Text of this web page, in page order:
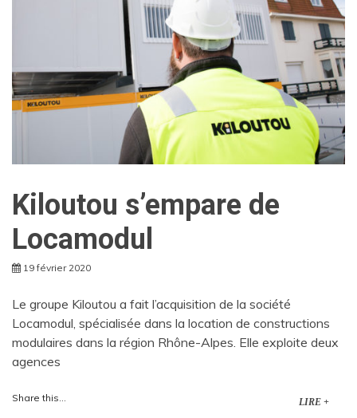
Kiloutou s’empare de
Locamodul
19 février 2020
Le groupe Kiloutou a fait l’acquisition de la société
Locamodul, spécialisée dans la location de constructions
modulaires dans la région Rhône-Alpes. Elle exploite deux
agences
Share this... LIRE +